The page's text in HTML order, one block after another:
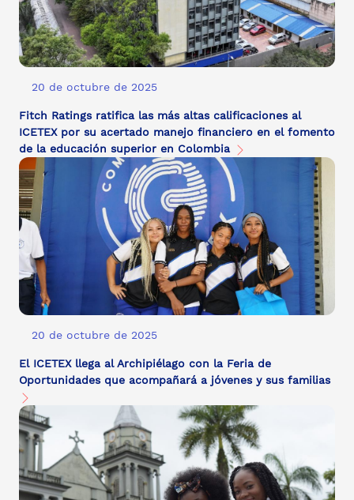
20 de octubre de 2025
Fitch Ratings ratifica las más altas calificaciones al
ICETEX por su acertado manejo financiero en el fomento
de la educación superior en Colombia
20 de octubre de 2025
El ICETEX llega al Archipiélago con la Feria de
Oportunidades que acompañará a jóvenes y sus familias